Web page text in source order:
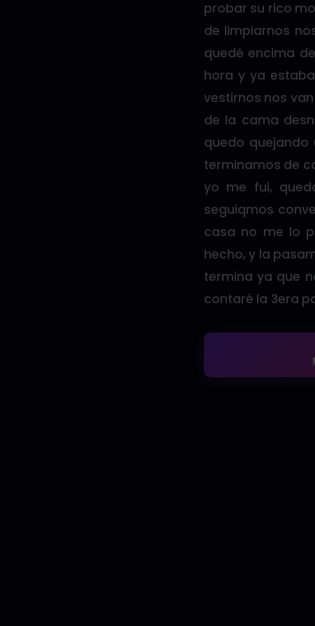
probar su rico
de limpiarnos
quedé encima
hora y ya
vestirnos nos
de la cama
quedo
terminamos de
yo me fui,
seguiqmos
casa no me lo
hecho, y la
termina ya que
contaré la 3era